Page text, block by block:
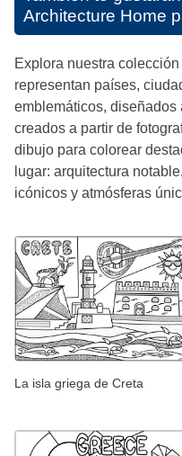
Architecture Home
Explora nuestra
representan países,
emblemáticos,
creados a partir de
dibujo para colorear
lugar: arquitectura
icónicos y atmósferas
La isla griega de Creta